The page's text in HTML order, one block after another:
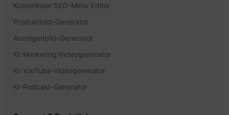
Kostenloser SEO-Meta-Editor
Produktbild-Generator
Anzeigenbild-Generator
KI-Marketing-Videogenerator
KI-YouTube-Videogenerator
KI-Podcast-Generator